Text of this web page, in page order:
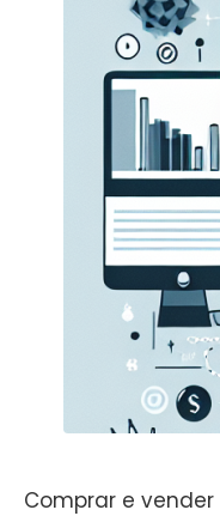
Comprar e vender